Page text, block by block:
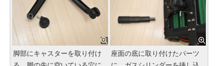
脚部にキャスターを取り付け
座面の底に取り付けたパーツ